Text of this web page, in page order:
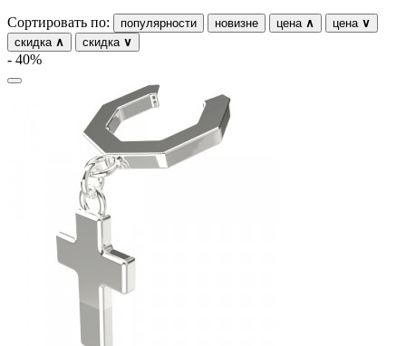
ремни
ромб
слоны
собаки
Сортировать по: популярности новизне цена ∧ цена ∨
скидка ∧ скидка ∨
- 40%